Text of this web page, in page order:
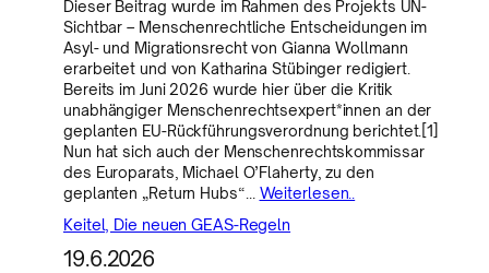
Dieser Beitrag wurde im Rahmen des Projekts UN-
Sichtbar – Menschenrechtliche Entscheidungen im
Asyl- und Migrationsrecht von Gianna Wollmann
erarbeitet und von Katharina Stübinger redigiert.
Bereits im Juni 2026 wurde hier über die Kritik
unabhängiger Menschenrechtsexpert*innen an der
geplanten EU-Rückführungsverordnung berichtet.[1]
Nun hat sich auch der Menschenrechtskommissar
des Europarats, Michael O’Flaherty, zu den
geplanten „Return Hubs“… Weiterlesen..
Keitel, Die neuen GEAS-Regeln
19.6.2026